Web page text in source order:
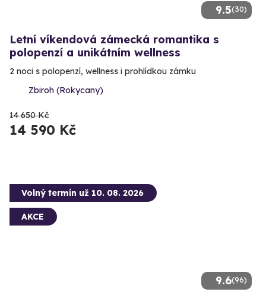
9.5(30)
Letní víkendová zámecká romantika s
polopenzí a unikátním wellness
2 noci s polopenzí, wellness i prohlídkou zámku
Zbiroh (Rokycany)
14 650 Kč
14 590 Kč
9.6(96)
Volný termín už 10. 08. 2026
AKCE